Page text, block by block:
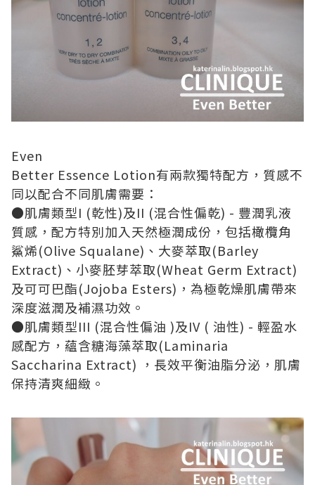
Even
Better Essence Lotion有兩款獨特配方，質感不
同以配合不同肌膚需要：
●肌膚類型I (乾性)及II (混合性偏乾) - 豐潤乳液
質感，配方特別加入天然極潤成份，包括橄欖角
鯊烯(Olive Squalane) 、大麥萃取(Barley
Extract) 、小麥胚芽萃取(Wheat Germ Extract)
及可可巴酯(Jojoba Esters) ，為極乾燥肌膚帶來
深度滋潤及補濕功效。
●肌膚類型III (混合性偏油 )及IV ( 油性) - 輕盈水
感配方，蘊含糖海藻萃取(Laminaria
Saccharina Extract) ，長效平衡油脂分泌，肌膚
保持清爽細緻。